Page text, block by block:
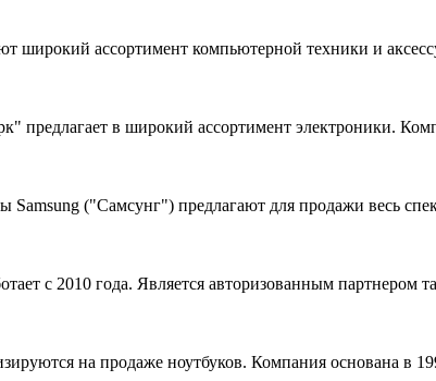
широкий ассортимент компьютерной техники и
предлагает в широкий ассортимент электроники.
("Самсунг") предлагают для продажи весь
с 2010 года. Является авторизованным партнером
на продаже ноутбуков. Компания основана в